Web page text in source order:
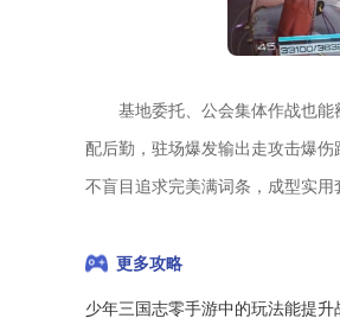
基地委托、公会集体作战也
配后勤，驻场爆发输出走攻击爆
不盲目追求完美满词条，成型实用
更多攻略
少年三国志零手游中的玩法能提升